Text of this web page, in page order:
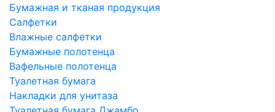
Бумажная и тканая продукция
Салфетки
Влажные салфетки
Бумажные полотенца
Вафельные полотенца
Туалетная бумага
Накладки для унитаза